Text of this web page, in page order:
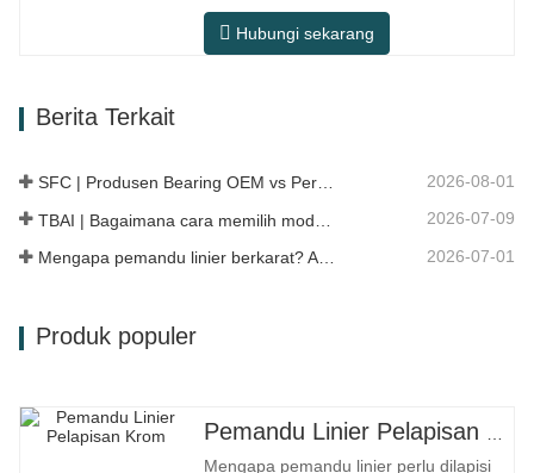
sistem poros belakang model Jepang,
dan termasuk dalam desain hub
Hubungi sekarang
Berita Terkait
SFC | Produsen Bearing OEM vs Perusahaan Dagang 2026-08-01
2026-07-09
2026-07-01
Produk populer
Mengapa pemandu linier perlu dilapisi